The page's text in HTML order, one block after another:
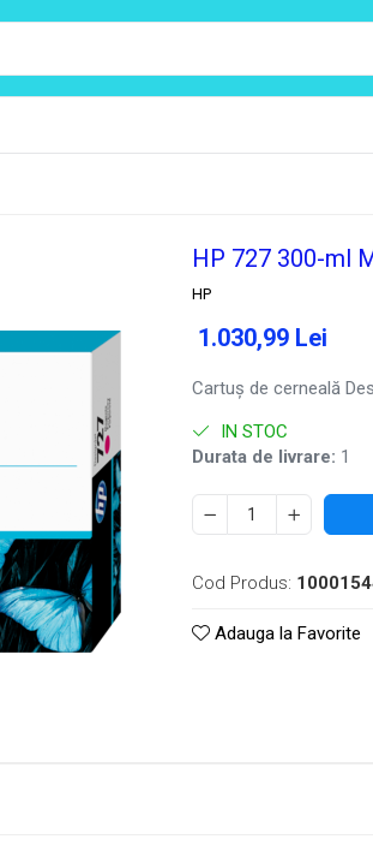
HP 727 300-ml
HP
1.030,99 Lei
Cartuş de cerneală
IN STOC
Durata de livrare: 1
Cod Produs:
Adauga la Favorite